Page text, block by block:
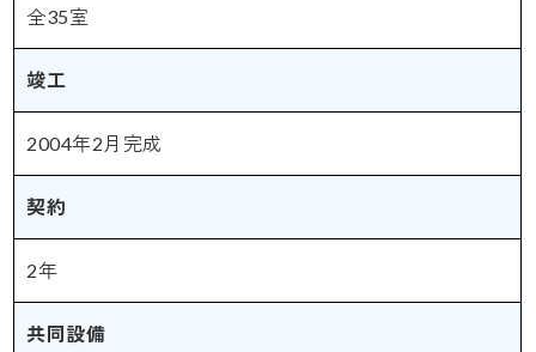
全35室
竣工
2004年2月完成
契約
2年
共同設備